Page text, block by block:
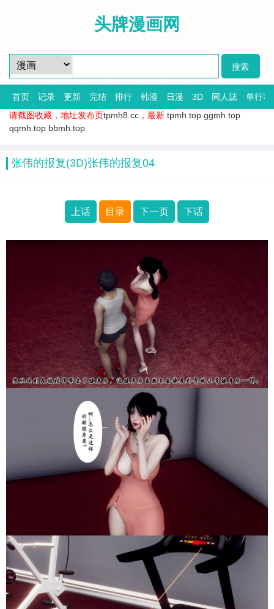
头牌漫画网
首页 记录 更新 完结 排行 韩漫 日漫 3D 同人誌
单行本
请截图收藏，地址发布页tpmh8.cc ，最新 tpmh.top ggmh.top
qqmh.top bbmh.top
张伟的报复(3D)张伟的报复04
上话 目录 下一页 下话